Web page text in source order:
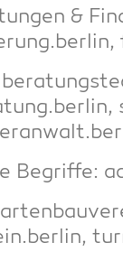
&
Begrif­fe: